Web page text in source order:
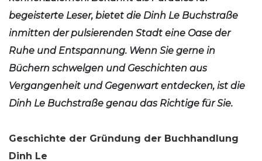
begeisterte Leser, bietet die Dinh Le Buchstraße
inmitten der pulsierenden Stadt eine Oase der
Ruhe und Entspannung. Wenn Sie gerne in
Büchern schwelgen und Geschichten aus
Vergangenheit und Gegenwart entdecken, ist die
Dinh Le Buchstraße genau das Richtige für Sie.
Geschichte der Gründung der Buchhandlung
Dinh Le